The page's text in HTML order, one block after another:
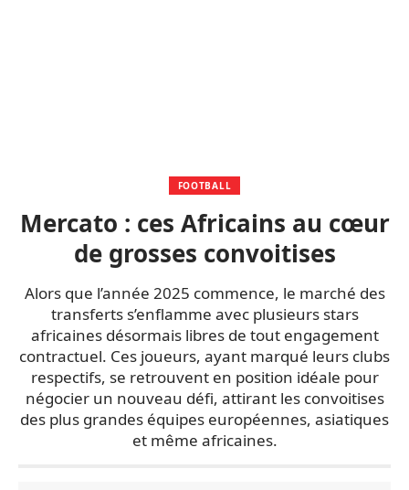
FOOTBALL
Mercato : ces Africains au cœur
de grosses convoitises
Alors que l’année 2025 commence, le marché des
transferts s’enflamme avec plusieurs stars
africaines désormais libres de tout engagement
contractuel. Ces joueurs, ayant marqué leurs clubs
respectifs, se retrouvent en position idéale pour
négocier un nouveau défi, attirant les convoitises
des plus grandes équipes européennes, asiatiques
et même africaines.